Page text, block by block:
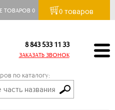
ТОВАРОВ0 0 товаров
8 843 533 11 33
ЗАКАЗАТЬ ЗВОНОК
по каталогу: